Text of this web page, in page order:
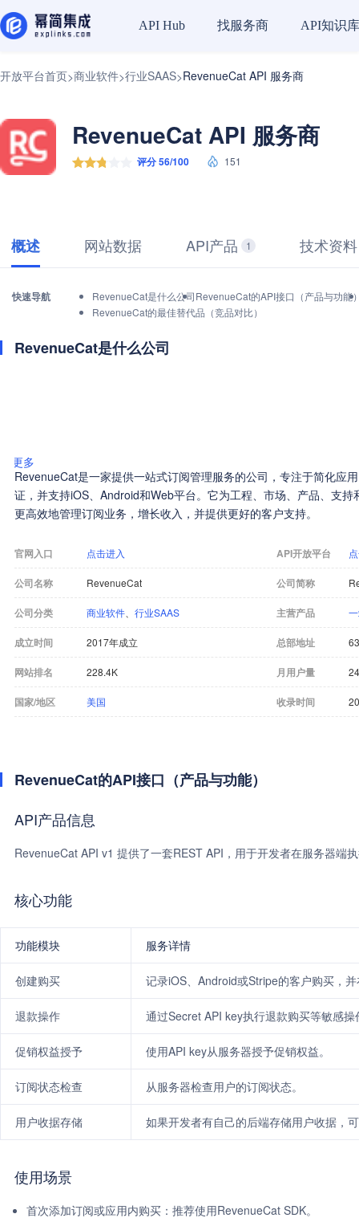
API Hub 找服务商 API知识库
开放平台首页>商业软件>行业SAAS>RevenueCat API 服务商
RevenueCat API 服务商
评分 56/100 151
概述 网站数据 API产品 1 技术资料
快速导航 RevenueCat是什么公司RevenueCat的API接口（产品与功能
RevenueCat的最佳替代品（竞品对比）
RevenueCat是什么公司
更多
RevenueCat是一家提供一站式订阅管理服务的公司，专注于简化应
证，并支持iOS、Android和Web平台。它为工程、市场、产品、支
更高效地管理订阅业务，增长收入，并提供更好的客户支持。
官网入口 点击进入 API开放平台
公司名称 RevenueCat 公司简称
公司分类 商业软件 行业SAAS 主营产品
成立时间 2017年成立 总部地址
网站排名 228.4K 月用户量
国家/地区 美国 收录时间
RevenueCat的API接口（产品与功能）
API产品信息
RevenueCat API v1 提供了一套REST API，用于开发者在服务器端
核心功能
功能模块 服务详情
创建购买 记录iOS、Android或Stripe的客户购买，
退款操作 通过Secret API key执行退款购买等敏感操
促销权益授予 使用API key从服务器授予促销权益。
订阅状态检查 从服务器检查用户的订阅状态。
用户收据存储 如果开发者有自己的后端存储用户收据，
使用场景
首次添加订阅或应用内购买：推荐使用RevenueCat SDK。